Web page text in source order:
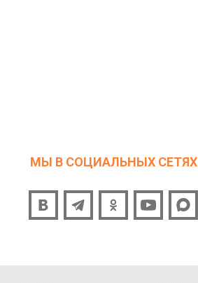
МЫ В СОЦИАЛЬНЫХ СЕТЯХ